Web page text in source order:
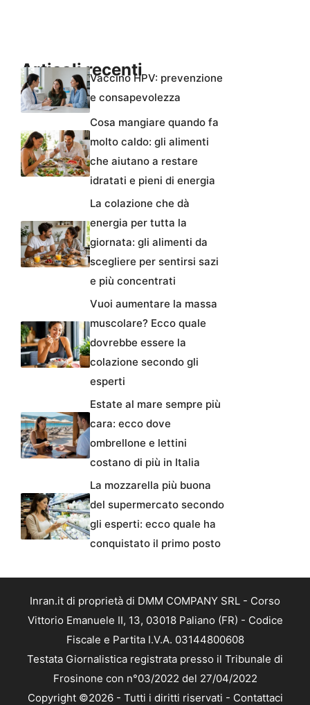
Articoli recentiVaccino HPV: prevenzione
e consapevolezza
Cosa mangiare quando fa
molto caldo: gli alimenti
che aiutano a restare
idratati e pieni di energia
La colazione che dà
energia per tutta la
giornata: gli alimenti da
scegliere per sentirsi sazi
e più concentrati
Vuoi aumentare la massa
muscolare? Ecco quale
dovrebbe essere la
colazione secondo gli
esperti
Estate al mare sempre più
cara: ecco dove
ombrellone e lettini
costano di più in Italia
La mozzarella più buona
del supermercato secondo
gli esperti: ecco quale ha
conquistato il primo posto
Inran.it di proprietà di DMM COMPANY SRL - Corso
Vittorio Emanuele II, 13, 03018 Paliano (FR) - Codice
Fiscale e Partita I.V.A. 03144800608
Testata Giornalistica registrata presso il Tribunale di
Frosinone con n°03/2022 del 27/04/2022
Copyright ©2026 - Tutti i diritti riservati - Contattaci